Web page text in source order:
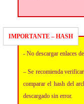
IMPORTANTE – HASH
- No descargar enlaces
– Se recomienda
comparar el hash del
descargado sin error.